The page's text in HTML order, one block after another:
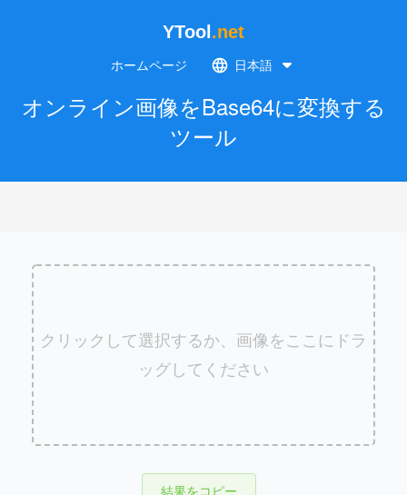
YTool .net
ホームページ 日本語
オンライン画像をBase64に変換する
ツール
クリックして選択するか、画像をここにドラ
ッグしてください
結果をコピー